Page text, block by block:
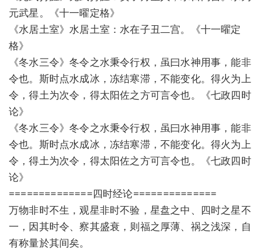
元武星。《十一曜定格》
《水居土室》水居土室：水在子丑二宫。《十一曜定
格》
《冬水三令》冬令之水秉令行权，虽曰水神用事，能非
令也。斯时点水成冰，冻结寒滞，不能变化。得火为上
令，得土为次令，得太阳佐之方可言令也。《七政四时
论》
《冬水三令》冬令之水秉令行权，虽曰水神用事，能非
令也。斯时点水成冰，冻结寒滞，不能变化。得火为上
令，得土为次令，得太阳佐之方可言令也。《七政四时
论》
==============四时经论==============
万物非时不生，观星非时不验，星盘之中、四时之星不
一，因其时令、察其盛衰，则福之厚薄、祸之浅深，自
有称量於其间矣。